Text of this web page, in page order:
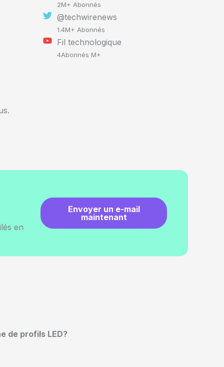
2M+ Abonnés
@techwirenews
1.4M+ Abonnés
Fil technologique
4Abonnés M+
en
Envoyer un e-mail
maintenant
de profils LED?